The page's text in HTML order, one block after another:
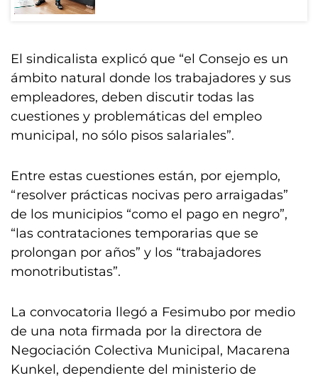
El sindicalista explicó que “el Consejo es un
ámbito natural donde los trabajadores y sus
empleadores, deben discutir todas las
cuestiones y problemáticas del empleo
municipal, no sólo pisos salariales”.
Entre estas cuestiones están, por ejemplo,
“resolver prácticas nocivas pero arraigadas”
de los municipios “como el pago en negro”,
“las contrataciones temporarias que se
prolongan por años” y los “trabajadores
monotributistas”.
La convocatoria llegó a Fesimubo por medio
de una nota firmada por la directora de
Negociación Colectiva Municipal, Macarena
Kunkel, dependiente del ministerio de